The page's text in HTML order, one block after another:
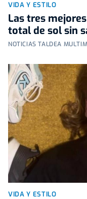
VIDA Y ESTILO
Las tres
total de sol sin
NOTICIAS TALDEA
VIDA Y ESTILO